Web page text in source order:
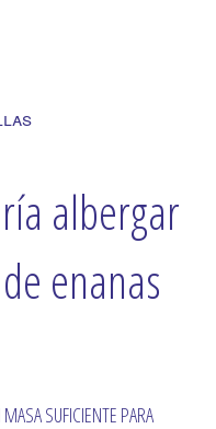
albergar
enanas
SUFICIENTE PARA